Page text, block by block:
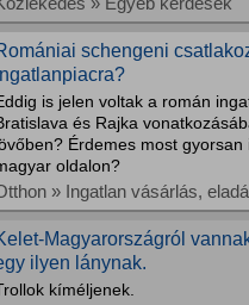
schengeni
is jelen voltak a román
és Rajka
Érdemes most
oldalon?
» Ingatlan vásárlás,
Magyarországról
ilyen lánynak.
kíméljenek.